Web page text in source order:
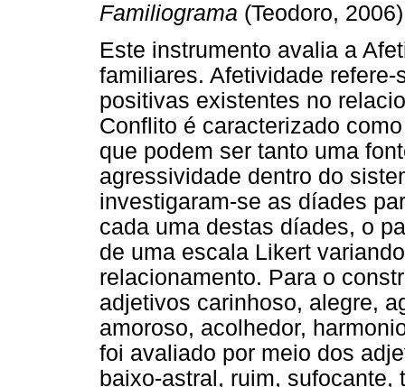
Familiograma (Teodoro, 2006)
Este instrumento avalia a
familiares. Afetividade
positivas existentes no
Conflito é caracterizado
que podem ser tanto uma
agressividade dentro do
investigaram-se as díades
cada uma destas díades, o
de uma escala Likert
relacionamento. Para o
adjetivos carinhoso, alegre,
amoroso, acolhedor,
foi avaliado por meio dos
baixo-astral, ruim,